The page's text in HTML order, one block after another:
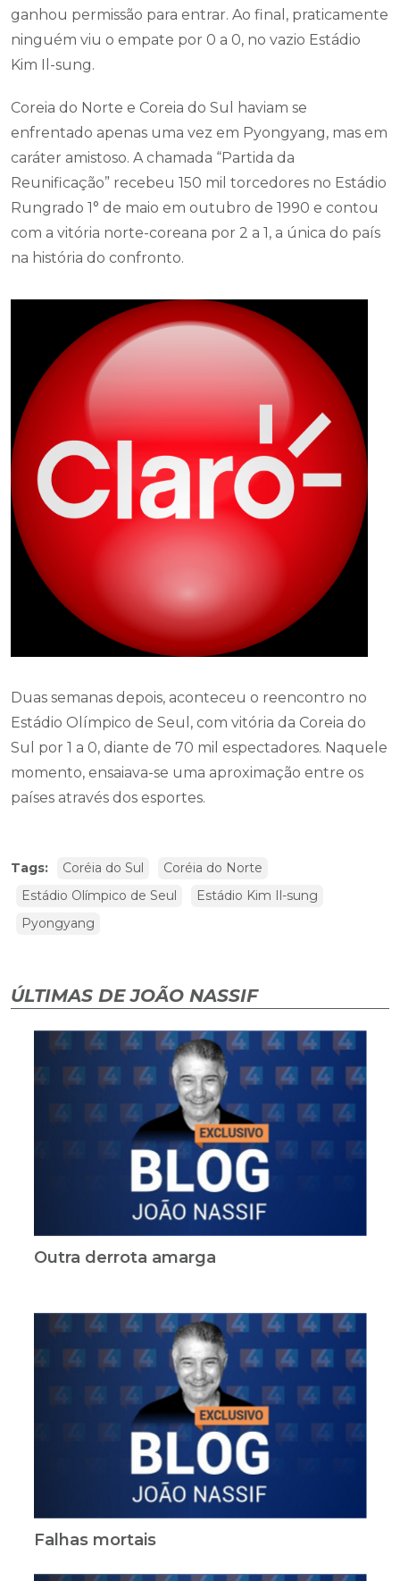
ganhou permissão para entrar. Ao final, praticamente
ninguém viu o empate por 0 a 0, no vazio Estádio
Kim Il-sung.
Coreia do Norte e Coreia do Sul haviam se
enfrentado apenas uma vez em Pyongyang, mas em
caráter amistoso. A chamada “Partida da
Reunificação” recebeu 150 mil torcedores no Estádio
Rungrado 1° de maio em outubro de 1990 e contou
com a vitória norte-coreana por 2 a 1, a única do país
na história do confronto.
Duas semanas depois, aconteceu o reencontro no
Estádio Olímpico de Seul, com vitória da Coreia do
Sul por 1 a 0, diante de 70 mil espectadores. Naquele
momento, ensaiava-se uma aproximação entre os
países através dos esportes.
Tags: Coréia do Sul
Coréia do Norte
Estádio Olímpico de Seul
Estádio Kim Il-sung
Pyongyang
ÚLTIMAS DE JOÃO NASSIF
Outra derrota amarga
Falhas mortais